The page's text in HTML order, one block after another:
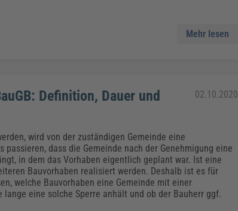
Mehr lesen
Definition, Dauer und
02.10.2020
wird von der zuständigen Gemeinde eine
dass die Gemeinde nach der Genehmigung eine
in dem das Vorhaben eigentlich geplant war. Ist eine
Bauvorhaben realisiert werden. Deshalb ist es für
welche Bauvorhaben eine Gemeinde mit einer
lange eine solche Sperre anhält und ob der Bauherr ggf.